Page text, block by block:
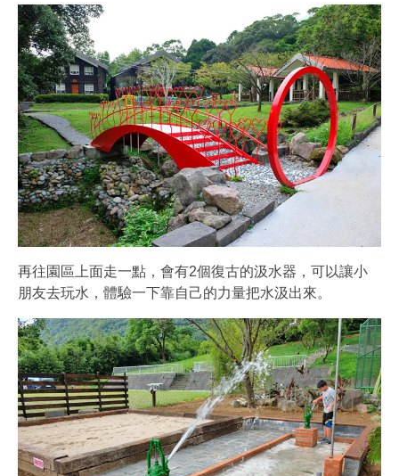
再往園區上面走一點，會有2個復古的汲水器，可以讓小
朋友去玩水，體驗一下靠自己的力量把水汲出來。